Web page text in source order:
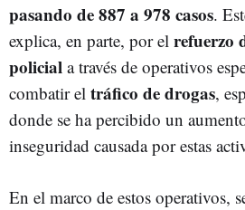
pasando de 887 a 978 casos.
explica, en parte, por el refuerzo
policial a través de operativos
combatir el tráfico de drogas,
donde se ha percibido un
inseguridad causada por estas
En el marco de estos operativos,